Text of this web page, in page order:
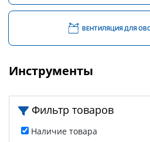
ВЕНТИЛЯЦИЯ ДЛЯ
Инструменты
Фильтр товаров
Наличие товара